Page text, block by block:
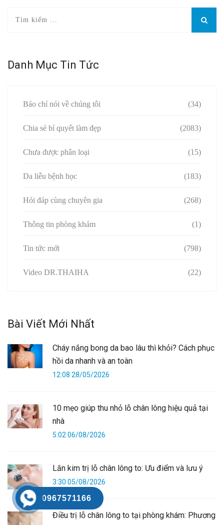
Danh Mục Tin Tức
Báo chí nói về chúng tôi (34)
Chia sẻ bí quyết làm đẹp (2083)
Chưa được phân loại (15)
Da liễu bệnh học (183)
Hỏi đáp cùng chuyên gia (268)
Thông tin phòng khám (1)
Tin tức mới (798)
Video DR.THAIHA (22)
Bài Viết Mới Nhất
Cháy nắng bong da bao lâu thì khỏi? Cách phục
hồi da nhanh và an toàn
12:08 28/05/2026
10 mẹo giúp thu nhỏ lỗ chân lông hiệu quả tại
nhà
5:02 06/08/2026
Lăn kim trị lỗ chân lông to: Ưu điểm và lưu ý
3:30 05/08/2026
Điều trị lỗ chân lông to tại phòng khám: Phương
0967571166